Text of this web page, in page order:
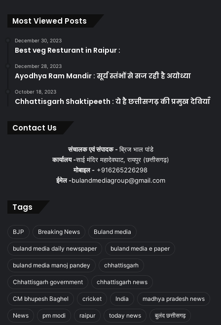
Most Viewed Posts
December 30, 2023
Best veg Resturant in Raipur :
December 28, 2023
Ayodhya Ram Mandir : सूर्य स्तंभों से सज रही है अयोध्या
October 18, 2023
Chhattisgarh Shaktipeeth : ये है छत्तीसगढ़ की प्रमुख देवियाँ
Contact Us
संचालक एवं संपादक -ब्रिज भाल पांडे
कार्यालय -साई मंदिर महादेवघाट, रायपुर (छत्तीसगढ़)
मोबाइल - +916265226298
ईमेल -bulandmediagroup@gmail.com
Tags
BJP Breaking News Buland media
buland media daily newspaper buland media e paper
buland media manoj pandey chhattisgarh
Chhattisgarh government chhattisgarh news
CM bhupesh Baghel cricket India madhya pradesh news
News pm modi raipur today news बुलंद छत्तीसगढ़